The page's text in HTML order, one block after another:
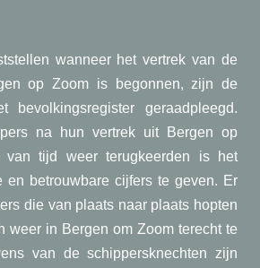
wanneer het vertrek van de
op Zoom is begonnen, zijn de
bevolkingsregister geraadpleegd.
na hun vertrek uit Bergen op
van tijd weer terugkeerden is het
en betrouwbare cijfers te geven. Er
die van plaats naar plaats hopten
weer in Bergen om Zoom terecht te
van de schippersknechten zijn